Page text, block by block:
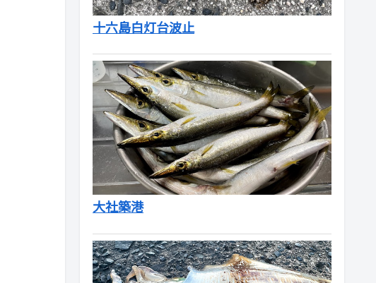
十六島白灯台波止
大社築港